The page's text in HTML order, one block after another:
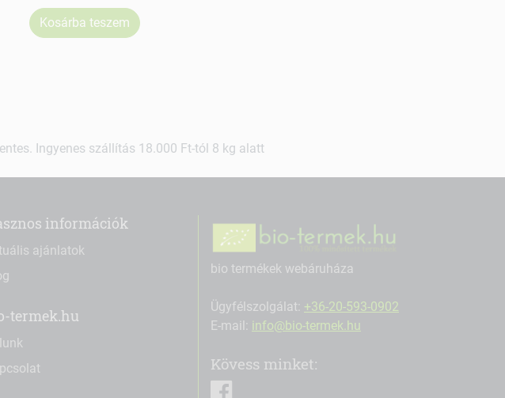
Kosárba teszem
Ingyenes szállítás 18.000 Ft-tól 8 kg alatt
információk
ajánlatok
termek.hu
bio termékek webáruháza
Ügyfélszolgálat: +36-20-593-0902
E-mail: info@bio-termek.hu
Kövess minket: